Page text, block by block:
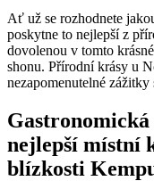
Ať už se rozhodnete
poskytne to nejlepší z
dovolenou v tomto
shonu. Přírodní krásy u
nezapomenutelné zážitky
nejlepší místní
blízkosti